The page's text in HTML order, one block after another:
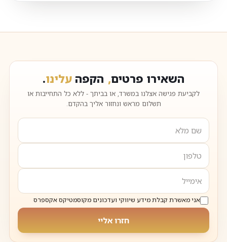
השאירו פרטים, הקפה עלינו.
לקביעת פגישה אצלנו במשרד, או בביתך - ללא כל התחייבות או
תשלום מראש ונחזור אליך בהקדם.
אני מאשרת קבלת מידע שיווקי ועדכונים מקוסמטיקס אקספרס
חזרו אליי